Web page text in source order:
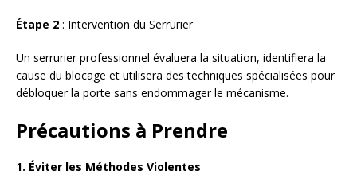
Étape 2 : Intervention du Serrurier
Un serrurier professionnel évaluera la situation, identifiera la
cause du blocage et utilisera des techniques spécialisées pour
débloquer la porte sans endommager le mécanisme.
Précautions à Prendre
1. Éviter les Méthodes Violentes